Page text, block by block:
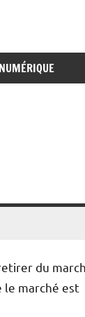
du
le marché est